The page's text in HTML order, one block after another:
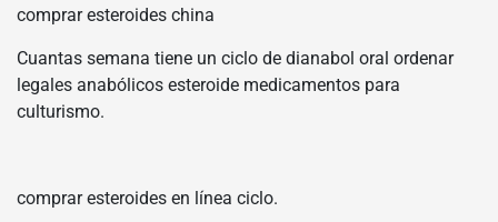
comprar esteroides china
Cuantas semana tiene un ciclo de dianabol oral ordenar
legales anabólicos esteroide medicamentos para
culturismo.
comprar esteroides en línea ciclo.